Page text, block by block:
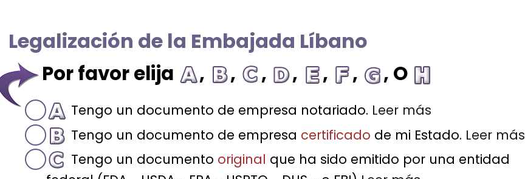
Legalización de la Embajada Líbano
Por favor elija , , , , , , , O
Tengo un documento de empresa notariado. Leer más
Tengo un documento de empresa certificado de mi Estado. Leer más
Tengo un documento original que ha sido emitido por una entidad